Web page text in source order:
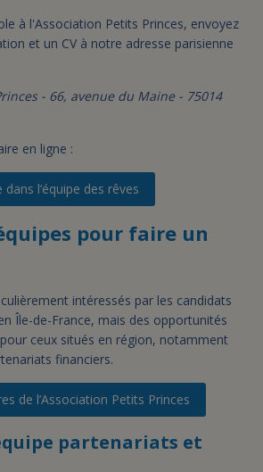
à l'Association Petits Princes, envoyez
et un CV à notre adresse parisienne
- 66, avenue du Maine - 75014
en ligne :
l’équipe des rêves
pour faire un
intéressés par les candidats
Île-de-France, mais des opportunités
ceux situés en région, notamment
financiers.
de l’Association Petits Princes
partenariats et